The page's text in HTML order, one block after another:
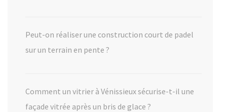
Peut-on réaliser une construction court de padel
sur un terrain en pente ?
Comment un vitrier à Vénissieux sécurise-t-il une
façade vitrée après un bris de glace ?